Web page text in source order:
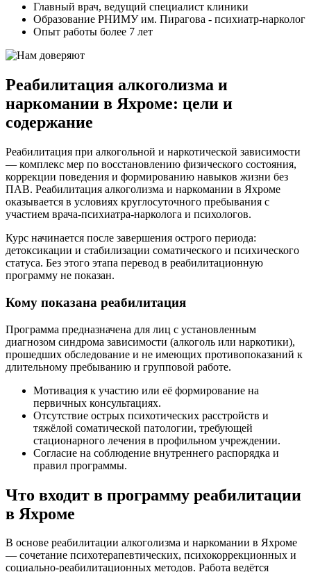
Главный врач, ведущий специалист клиники
Образование РНИМУ им. Пирагова - психиатр-нарколог
Опыт работы более 7 лет
Реабилитация алкоголизма и
наркомании в Яхроме: цели и
содержание
Реабилитация при алкогольной и наркотической зависимости
— комплекс мер по восстановлению физического состояния,
коррекции поведения и формированию навыков жизни без
ПАВ. Реабилитация алкоголизма и наркомании в Яхроме
оказывается в условиях круглосуточного пребывания с
участием врача-психиатра-нарколога и психологов.
Курс начинается после завершения острого периода:
детоксикации и стабилизации соматического и психического
статуса. Без этого этапа перевод в реабилитационную
программу не показан.
Кому показана реабилитация
Программа предназначена для лиц с установленным
диагнозом синдрома зависимости (алкоголь или наркотики),
прошедших обследование и не имеющих противопоказаний к
длительному пребыванию и групповой работе.
Мотивация к участию или её формирование на
первичных консультациях.
Отсутствие острых психотических расстройств и
тяжёлой соматической патологии, требующей
стационарного лечения в профильном учреждении.
Согласие на соблюдение внутреннего распорядка и
правил программы.
Что входит в программу реабилитации
в Яхроме
В основе реабилитации алкоголизма и наркомании в Яхроме
— сочетание психотерапевтических, психокоррекционных и
социально-реабилитационных методов. Работа ведётся